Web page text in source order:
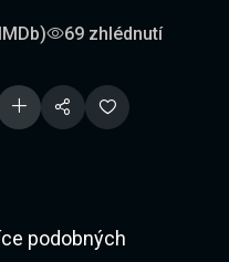
69 zhlédnutí
podobných